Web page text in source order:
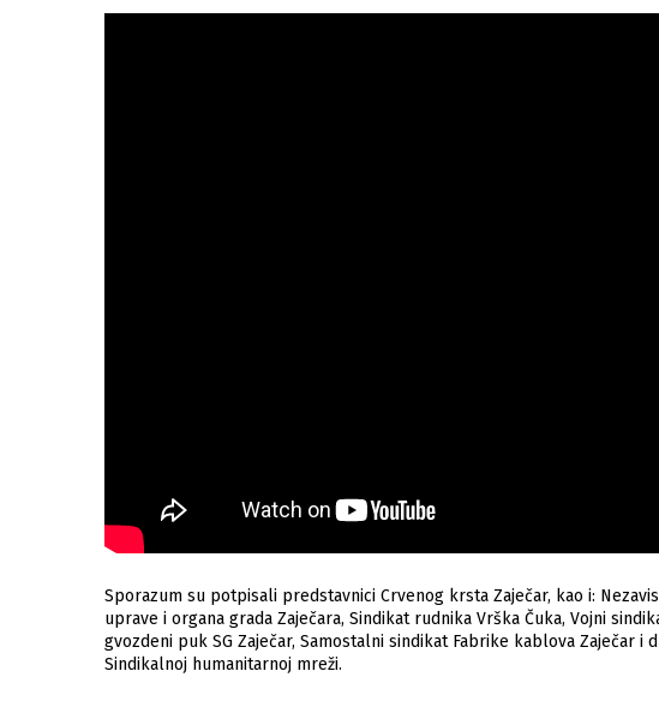
Sporazum su potpisali predstavnici Crvenog krsta Zaječar, kao i:
uprave i organa grada Zaječara, Sindikat rudnika Vrška Čuka, Vojni
gvozdeni puk SG Zaječar, Samostalni sindikat Fabrike kablova Zaječar i
Sindikalnoj humanitarnoj mreži.